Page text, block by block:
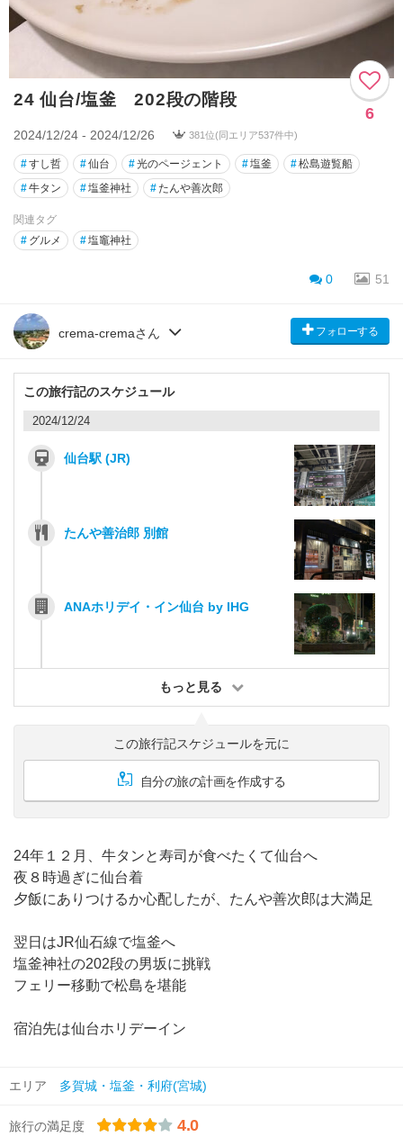
24 仙台/塩釜 202段の階段
6
2024/12/24 - 2024/12/26 381位(同エリア537件中)
#すし哲 #仙台 #光のページェント #塩釜 #松島遊覧船
#牛タン #塩釜神社 #たんや善次郎
関連タグ
# グルメ #塩竈神社
0 51
crema-cremaさん フォローする
この旅行記のスケジュール
2024/12/24
仙台駅 (JR)
たんや善治郎 別館
ANAホリデイ・イン仙台 by IHG
もっと見る
この旅行記スケジュールを元に
自分の旅の計画を作成する
24年１２月、牛タンと寿司が食べたくて仙台へ
夜８時過ぎに仙台着
夕飯にありつけるか心配したが、たんや善次郎は大満足
翌日はJR仙石線で塩釜へ
塩釜神社の202段の男坂に挑戦
フェリー移動で松島を堪能
宿泊先は仙台ホリデーイン
エリア 多賀城・塩釜・利府(宮城)
旅行の満足度 4.0